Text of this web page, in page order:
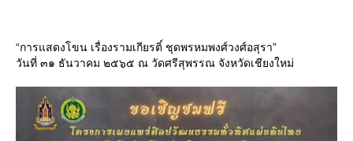
“การแสดงโขน เรื่องรามเกียรติ์ ชุดพรหมพงศ์วงศ์อสุรา”
วันที่ ๓๑ ธันวาคม ๒๕๖๕ ณ วัดศรีสุพรรณ จังหวัดเชียงใหม่